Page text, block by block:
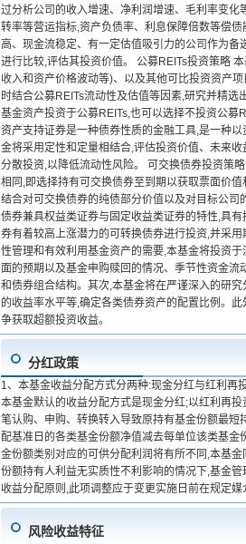
过分析公司的收入增速、净利润增速、毛利率变化
转率等营运指标,资产负债率、利息保障倍数等偿
高、现金流稳定、有一定估值吸引力的公司作为
进行比较,评估其投资价值。 公募REITs投资策略
收入和资产价格波动等)、以及其他可比投资资产
时结合公募REITs流动性及估值等因素,研究并精
基金资产投资于公募REITs,也可以选择不投资公
资产支持证券是一种债券性质的金融工具,是一种
金将采用定性和定量相结合,评估投资价值、未来
分散投资,以降低流动性风险。 可交换债券投资策
相同,即选择持有可交换债券至到期以获取票面价
结合对可交换债券的纯债部分价值以及对目标公
债券兼具权益类证券与固定收益类证券的特性,具
券有着较高上涨潜力的可转换债券进行投资,并采
性管理和有效利用基金资产的需要,本基金将投资
面的预期以及基金申购赎回的情况、季节性资金
和债券组合结构。其次,本基金将在严谨深入的研
的收益率水平等,确定各类债券资产的配置比例。
争获取超额投资收益。
分红政策
1、本基金收益分配方式分两种:现金分红与红利再
本基金默认的收益分配方式是现金分红;以红利再
笔认购、申购、转换转入导致原持有基金份额最
配基准日的各类基金份额净值减去每单位该类基
金份额类别对应的可供分配利润将有所不同,本基
份额持有人利益无实质性不利影响的情况下,基金
收益分配原则,此项调整应于变更实施日前在规定媒
风险收益特征